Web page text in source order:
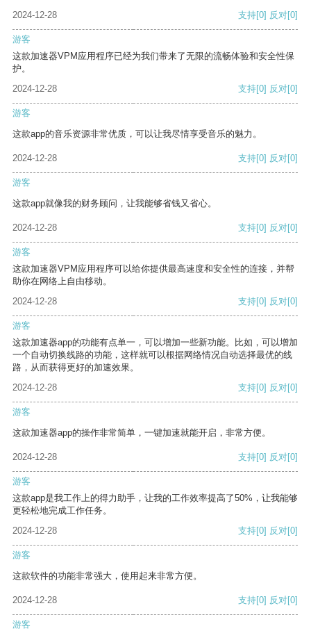
2024-12-28 支持[0] 反对[0]
游客
这款加速器VPM应用程序已经为我们带来了无限的流畅体验和安全性保
护。
2024-12-28
支持[0] 反对[0]
游客
这款app的音乐资源非常优质，可以让我尽情享受音乐的魅力。
2024-12-28 支持[0] 反对[0]
游客
这款app就像我的财务顾问，让我能够省钱又省心。
2024-12-28 支持[0] 反对[0]
游客
这款加速器VPM应用程序可以给你提供最高速度和安全性的连接，并帮
助你在网络上自由移动。
2024-12-28
支持[0] 反对[0]
游客
这款加速器app的功能有点单一，可以增加一些新功能。比如，可以增加
一个自动切换线路的功能，这样就可以根据网络情况自动选择最优的线
路，从而获得更好的加速效果。
2024-12-28
支持[0] 反对[0]
游客
这款加速器app的操作非常简单，一键加速就能开启，非常方便。
2024-12-28 支持[0] 反对[0]
游客
这款app是我工作上的得力助手，让我的工作效率提高了50%，让我能够
更轻松地完成工作任务。
2024-12-28
支持[0] 反对[0]
游客
这款软件的功能非常强大，使用起来非常方便。
2024-12-28 支持[0] 反对[0]
游客